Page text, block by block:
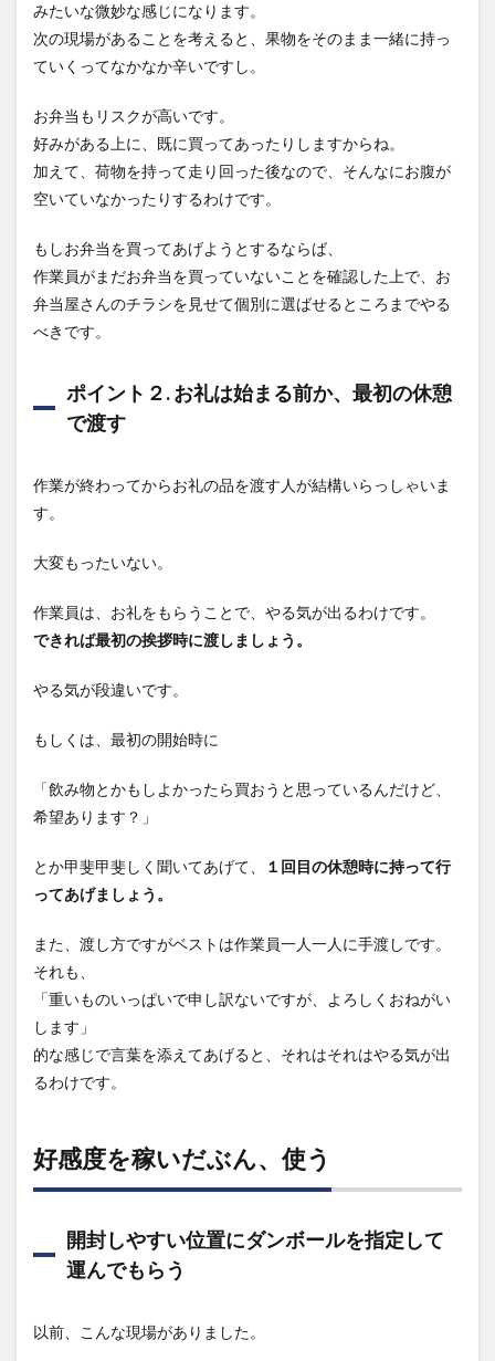
みたいな微妙な感じになります。
次の現場があることを考えると、果物をそのまま一緒に持っ
ていくってなかなか辛いですし。
お弁当もリスクが高いです。
好みがある上に、既に買ってあったりしますからね。
加えて、荷物を持って走り回った後なので、そんなにお腹が
空いていなかったりするわけです。
もしお弁当を買ってあげようとするならば、
作業員がまだお弁当を買っていないことを確認した上で、お
弁当屋さんのチラシを見せて個別に選ばせるところまでやる
べきです。
ポイント２. お礼は始まる前か、最初の休憩
で渡す
作業が終わってからお礼の品を渡す人が結構いらっしゃいま
す。
大変もったいない。
作業員は、お礼をもらうことで、やる気が出るわけです。
できれば最初の挨拶時に渡しましょう。
やる気が段違いです。
もしくは、最初の開始時に
「飲み物とかもしよかったら買おうと思っているんだけど、
希望あります？」
とか甲斐甲斐しく聞いてあげて、
１回目の休憩時に持って行
ってあげましょう。
また、渡し方ですがベストは作業員一人一人に手渡しです。
それも、
「重いものいっぱいで申し訳ないですが、よろしくおねがい
します」
的な感じで言葉を添えてあげると、それはそれはやる気が出
るわけです。
好感度を稼いだぶん、使う
開封しやすい位置にダンボールを指定して
運んでもらう
以前、こんな現場がありました。